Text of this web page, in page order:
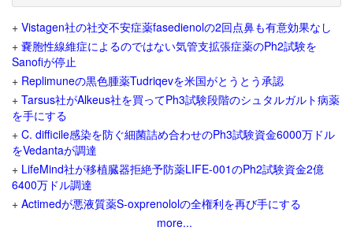
+ Vistagen社の社交不安症薬fasedienolの2回点鼻も有意効果なし
+ 嚢胞性線維症によるのではない気管支拡張症薬のPh2試験を
Sanofiが停止
+ Replimuneの黒色腫薬Tudriqevを米国がとうとう承認
+ Tarsus社がAlkeus社を買ってPh3試験段階のシュタルガルト病薬
を手にする
+ C. difficile感染を防ぐ細菌詰め合わせのPh3試験資金6000万ドル
をVedantaが調達
+ LifeMind社が移植臓器拒絶予防薬LIFE-001のPh2試験資金2億
6400万ドル調達
+ Actimedが悪液質薬S-oxprenololの全権利を再び手にする
more...